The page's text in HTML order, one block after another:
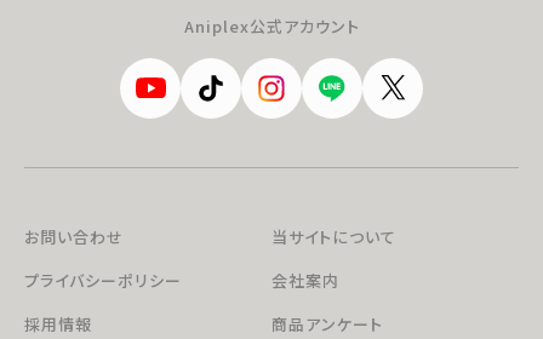
Aniplex公式アカウント
お問い合わせ
当サイトについて
プライバシーポリシー
会社案内
採用情報
商品アンケート